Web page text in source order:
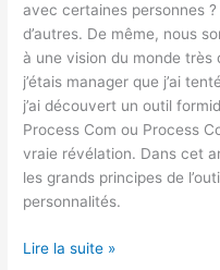
avec certaines personnes
d’autres. De même, nous
à une vision du monde très
j’étais manager que j’ai
j’ai découvert un outil
Process Com ou Process
vraie révélation. Dans cet
les grands principes de
personnalités.
Lire la suite »